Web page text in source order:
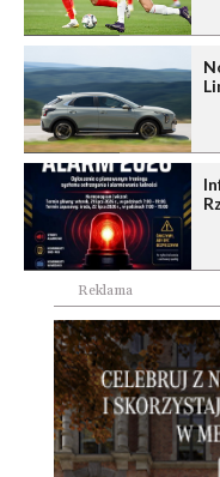
Reklama